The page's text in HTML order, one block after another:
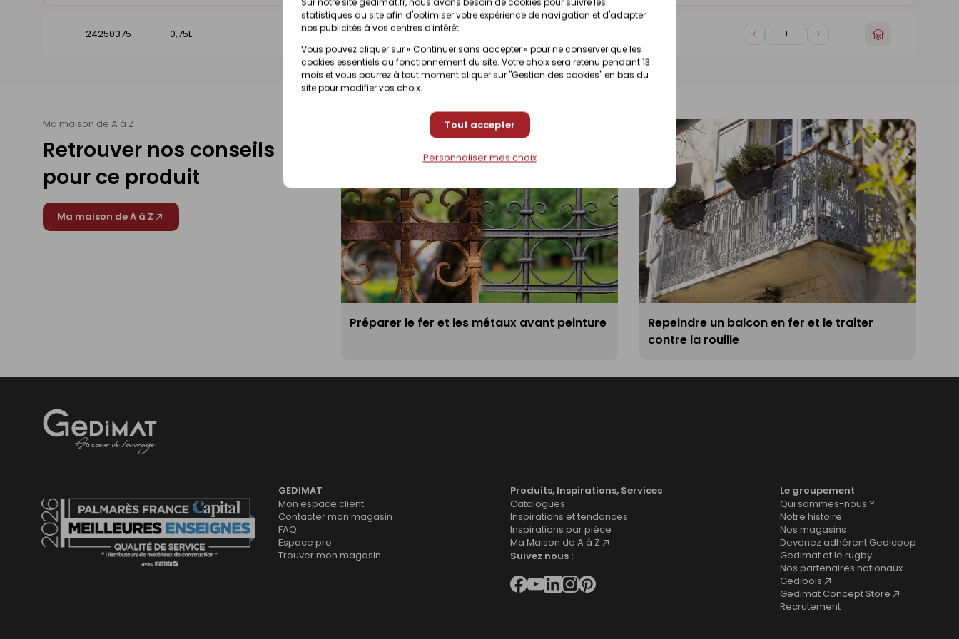
statistiques du site afin d'optimiser votre expérience de navigation et d'adapter
nos publicités à vos centres d'intérêt.
Vous pouvez cliquer sur « Continuer sans accepter » pour ne conserver que les
cookies essentiels au fonctionnement du site. Votre choix sera retenu pendant 13
mois et vous pourrez à tout moment cliquer sur "Gestion des cookies" en bas du
site pour modifier vos choix.
Tout accepter
Personnaliser mes choix
24250375 0,75L Disponibilité selon magasin
Diminuer
Augmenter
Choisir
Ma maison de A à Z
Retrouver nos conseils
pour ce produit
Ma maison de A à Z
Préparer le fer et les métaux avant peinture
Repeindre un balcon en fer et le traiter
contre la rouille
GEDIMAT
Mon espace client
Contacter mon magasin
FAQ
Espace pro
Trouver mon magasin
Produits, Inspirations, Services
Catalogues
Inspirations et tendances
Inspirations par pièce
Ma Maison de A à Z
Suivez nous :
Le groupement
Qui sommes-nous ?
Notre histoire
Nos magasins
Devenez adhérent Gedicoop
Gedimat et le rugby
Nos partenaires nationaux
Gedibois
Gedimat Concept Store
Recrutement